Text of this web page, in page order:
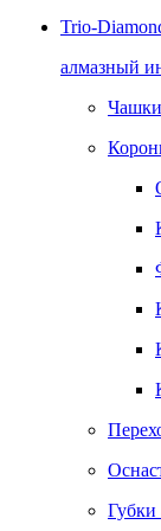
Trio-
алмазный